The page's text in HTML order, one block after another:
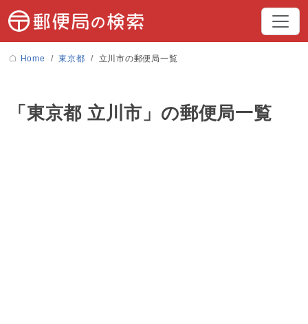
Home 東京都 立川市の郵便局一覧
「東京都 立川市」の郵便局一覧